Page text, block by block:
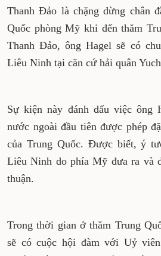
Thanh Đảo là chặng dừng chân
Quốc phòng Mỹ khi đến thăm
Thanh Đảo, ông Hagel sẽ có
Liêu Ninh tại căn cứ hải quân
Sự kiện này đánh dấu việc ông
nước ngoài đầu tiên được phép
của Trung Quốc. Được biết, ý
Liêu Ninh do phía Mỹ đưa ra và
thuận.
Trong thời gian ở thăm Trung
sẽ có cuộc hội đàm với Uỷ